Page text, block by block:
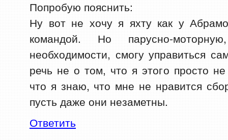
Попробую пояснить:
Ну вот не хочу я яхту как у
командой. Но парусно-
необходимости, смогу управиться
речь не о том, что я этого просто
что я знаю, что мне не нравится
пусть даже они незаметны.
Ответить